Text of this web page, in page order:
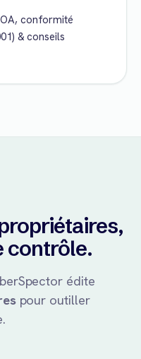
conformité
& conseils
contrôle.
édite
pour outiller